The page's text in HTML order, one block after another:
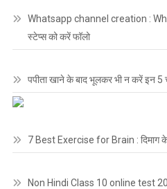
Whatsapp channel creation :
स्टेप्स को करें फॉलो
पपीता खाने के बाद भूलकर भी न करें इन 5
7 Best Exercise for Brain : दिमाग के
Non Hindi Class 10 online test